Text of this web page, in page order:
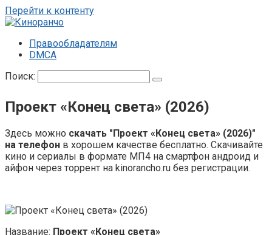
Перейти к контенту
Правообладателям
DMCA
Поиск:
Проект «Конец света» (2026)
Здесь можно скачать "Проект «Конец света» (2026)"
на телефон в хорошем качестве бесплатно. Скачивайте
кино и сериалы в формате МП4 на смартфон андроид и
айфон через торрент на kinorancho.ru без регистрации.
Название: Проект «Конец света»